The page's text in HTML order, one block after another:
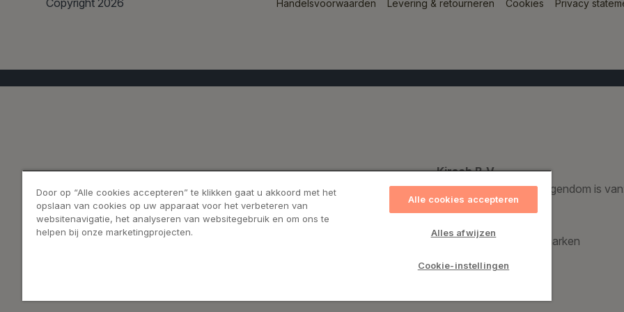
Copyright 2026 Handelsvoorwaarden Levering & retourneren Cookies Privacy
Kirsch B.V.
Een geregistreerd handelsmerk dat voor 100% eigendom is
Bronzevej 8, 8940 Randers SV, Denemarken
Door op “Alle cookies accepteren” te klikken gaat u akkoord met het
opslaan van cookies op uw apparaat voor het verbeteren van
websitenavigatie, het analyseren van websitegebruik en om ons te
helpen bij onze marketingprojecten.
Alle cookies accepteren
Alles afwijzen
Cookie-instellingen